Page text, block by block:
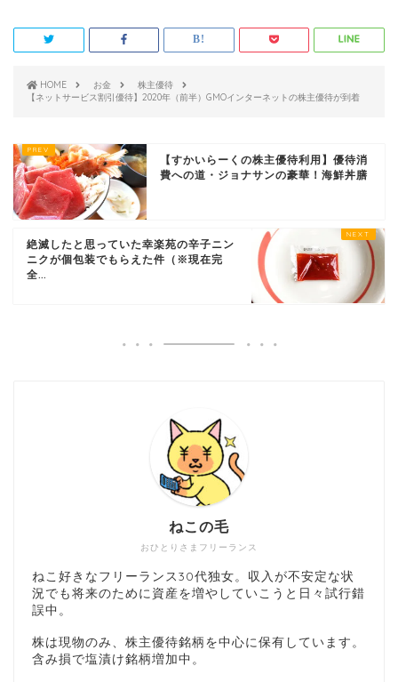
HOME お金
株主優待
【ネットサービス割引優待】2020年（前半）GMOインターネットの株主優待が到着
【すかいらーくの株主優待利用】優待消
費への道・ジョナサンの豪華！海鮮丼膳
絶滅したと思っていた幸楽苑の辛子ニン
ニクが個包装でもらえた件（※現在完
全...
おひとりさまフリーランス
ねこの毛
ねこ好きなフリーランス30代独女。収入が不安定な状
況でも将来のために資産を増やしていこうと日々試行錯
誤中。
株は現物のみ、株主優待銘柄を中心に保有しています。
含み損で塩漬け銘柄増加中。